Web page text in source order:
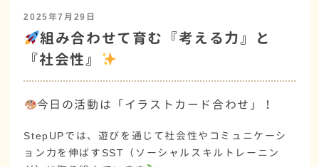
2025年7月29日
組み合わせて育む『考える力』と
『社会性』
今日の活動は「イラストカード合わせ」！
StepUPでは、 遊びを通じて社会性やコミュニケーシ
ョン力を伸ばす SST（ソーシャルスキルトレーニン